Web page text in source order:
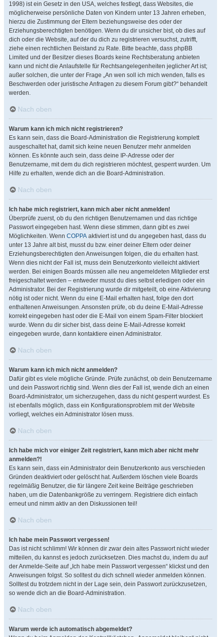
1998) ist ein Gesetz in den USA, welches festlegt, dass Websites, die
möglicherweise persönliche Daten von Kindern unter 13 Jahren erheben,
hierzu die Zustimmung der Eltern beziehungsweise des oder der
Erziehungsberechtigten benötigen. Wenn du dir unsicher bist, ob dies auf
dich oder die Website, auf der du dich zu registrieren versuchst, zutrifft,
ziehe einen rechtlichen Beistand zu Rate. Bitte beachte, dass phpBB
Limited und der Besitzer dieses Boards keine Rechtsberatung anbieten
kann und nicht die Anlaufstelle für Rechtsangelegenheiten jeglicher Art ist;
außer solchen, die unter der Frage „An wen soll ich mich wenden, falls es
Beschwerden oder juristische Anfragen zu diesem Forum gibt?“ behandelt
werden.
Nach oben
Warum kann ich mich nicht registrieren?
Es kann sein, dass die Board-Administration die Registrierung komplett
ausgeschaltet hat, damit sich keine neuen Benutzer mehr anmelden
können. Es könnte auch sein, dass deine IP-Adresse oder der
Benutzername, mit dem du dich registrieren möchtest, gesperrt wurden. Um
Hilfe zu erhalten, wende dich an die Board-Administration.
Nach oben
Ich habe mich registriert, kann mich aber nicht anmelden!
Überprüfe zuerst, ob du den richtigen Benutzernamen und das richtige
Passwort eingegeben hast. Wenn diese stimmen, dann gibt es zwei
Möglichkeiten. Wenn COPPA aktiviert ist und du angegeben hast, dass du
unter 13 Jahre alt bist, musst du bzw. einer deiner Eltern oder deiner
Erziehungsberechtigten den Anweisungen folgen, die du erhalten hast.
Wenn dies nicht der Fall ist, muss dein Benutzerkonto vielleicht aktiviert
werden. Bei einigen Boards müssen alle neu angemeldeten Mitglieder erst
freigeschaltet werden – entweder musst du dies selbst erledigen oder ein
Administrator. Bei der Registrierung wurde dir mitgeteilt, ob eine Aktivierung
nötig ist oder nicht. Wenn du eine E-Mail erhalten hast, folge den dort
enthaltenen Anweisungen. Ansonsten prüfe, ob du deine E-Mail-Adresse
korrekt eingegeben hast oder die E-Mail von einem Spam-Filter blockiert
wurde. Wenn du dir sicher bist, dass deine E-Mail-Adresse korrekt
eingegeben wurde, dann kontaktiere einen Administrator.
Nach oben
Warum kann ich mich nicht anmelden?
Dafür gibt es viele mögliche Gründe. Prüfe zunächst, ob dein Benutzername
und dein Passwort richtig sind. Wenn dies der Fall ist, wende dich an einen
Board-Administrator, um sicherzugehen, dass du nicht gesperrt wurdest. Es
ist ebenfalls möglich, dass ein Konfigurationsproblem mit der Website
vorliegt, welches ein Administrator lösen muss.
Nach oben
Ich habe mich vor einiger Zeit registriert, kann mich aber nicht mehr
anmelden?!
Es kann sein, dass ein Administrator dein Benutzerkonto aus verschieden
Gründen deaktiviert oder gelöscht hat. Außerdem löschen viele Boards
regelmäßig Benutzer, die für längere Zeit keine Beiträge geschrieben
haben, um die Datenbankgröße zu verringern. Registriere dich einfach
erneut und nimm aktiv an den Diskussionen teil!
Nach oben
Ich habe mein Passwort vergessen!
Das ist nicht schlimm! Wir können dir zwar dein altes Passwort nicht wieder
mitteilen, du kannst es jedoch zurücksetzen. Dies machst du, indem du auf
der Anmelde-Seite auf „Ich habe mein Passwort vergessen“ klickst und den
Anweisungen folgst. So solltest du dich schnell wieder anmelden können.
Solltest du trotzdem nicht in der Lage sein, dein Passwort zurückzusetzen,
so wende dich an die Board-Administration.
Nach oben
Warum werde ich automatisch abgemeldet?